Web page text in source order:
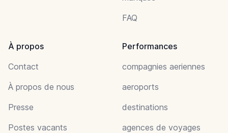
FAQ
À propos
Contact
À propos de nous
Presse
Postes vacants
Performances
compagnies aeriennes
aeroports
destinations
agences de voyages